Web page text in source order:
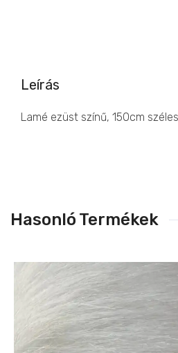
Leírás
Lamé ezüst színű, 150cm
Hasonló Termékek